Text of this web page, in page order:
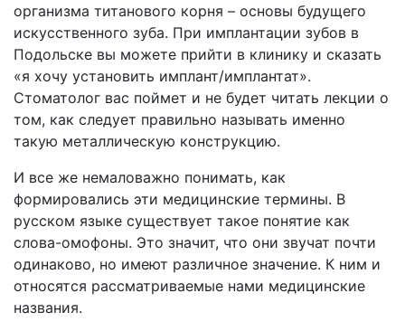
организма титанового корня – основы будущего
искусственного зуба. При имплантации зубов в
Подольске вы можете прийти в клинику и сказать
«я хочу установить имплант/имплантат».
Стоматолог вас поймет и не будет читать лекции о
том, как следует правильно называть именно
такую металлическую конструкцию.
И все же немаловажно понимать, как
формировались эти медицинские термины. В
русском языке существует такое понятие как
слова-омофоны. Это значит, что они звучат почти
одинаково, но имеют различное значение. К ним и
относятся рассматриваемые нами медицинские
названия.